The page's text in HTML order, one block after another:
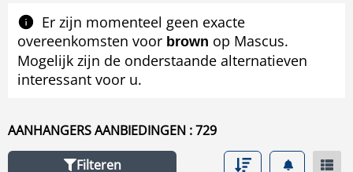
transport of om andere tweedehands machines of
transpEr zijn momenteel geen exacte
overeenkomsten voor brown op Mascus.
Mogelijk zijn de onderstaande alternatieven
interessant voor u.
AANHANGERS AANBIEDINGEN : 729
Filteren